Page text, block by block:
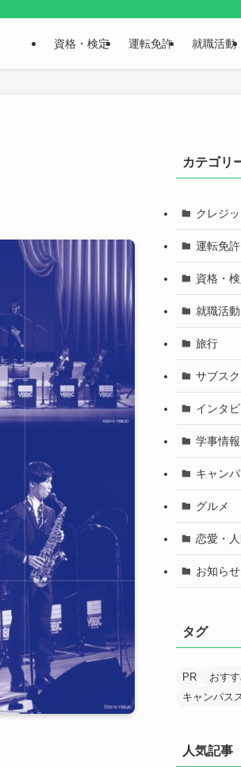
資格・検定 運転免許 就職活動
カテゴリ
クレジ
運転免許
資格・
就職活動
旅行
サブス
インタ
学事情報
キャン
グルメ
恋愛・
お知らせ
タグ
PR おす
キャンパス
人気記事